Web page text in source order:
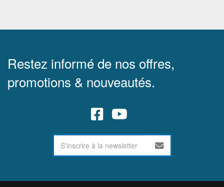
Restez informé de nos offres,
promotions & nouveautés.